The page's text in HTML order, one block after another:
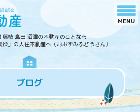
藤枝 島田 沼津の不動産のことなら
役」の大住不動産へ（おおずみふどうさん）
ブログ